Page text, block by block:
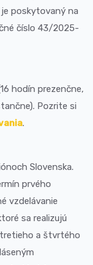
je poskytovaný na
číslo 43/2025-
hodín prezenčne,
Pozrite si
.
Slovenska.
prvého
vzdelávanie
sa realizujú
tretieho a štvrtého